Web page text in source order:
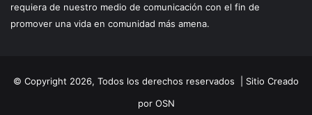
requiera de nuestro medio de comunicación con el fin de
promover una vida en comunidad más amena.
© Copyright 2026, Todos los derechos reservados | Sitio Creado
por OSN